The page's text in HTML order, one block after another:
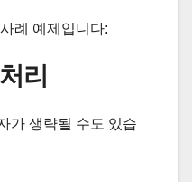
례 예제입니다:
리
가 생략될 수도 있습